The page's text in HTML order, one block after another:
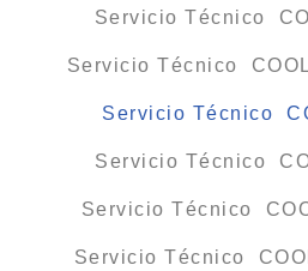
Servicio Técnico
Servicio Técnico
Servicio Técnico
Servicio Técnico
Servicio Técnico
Servicio Técnico